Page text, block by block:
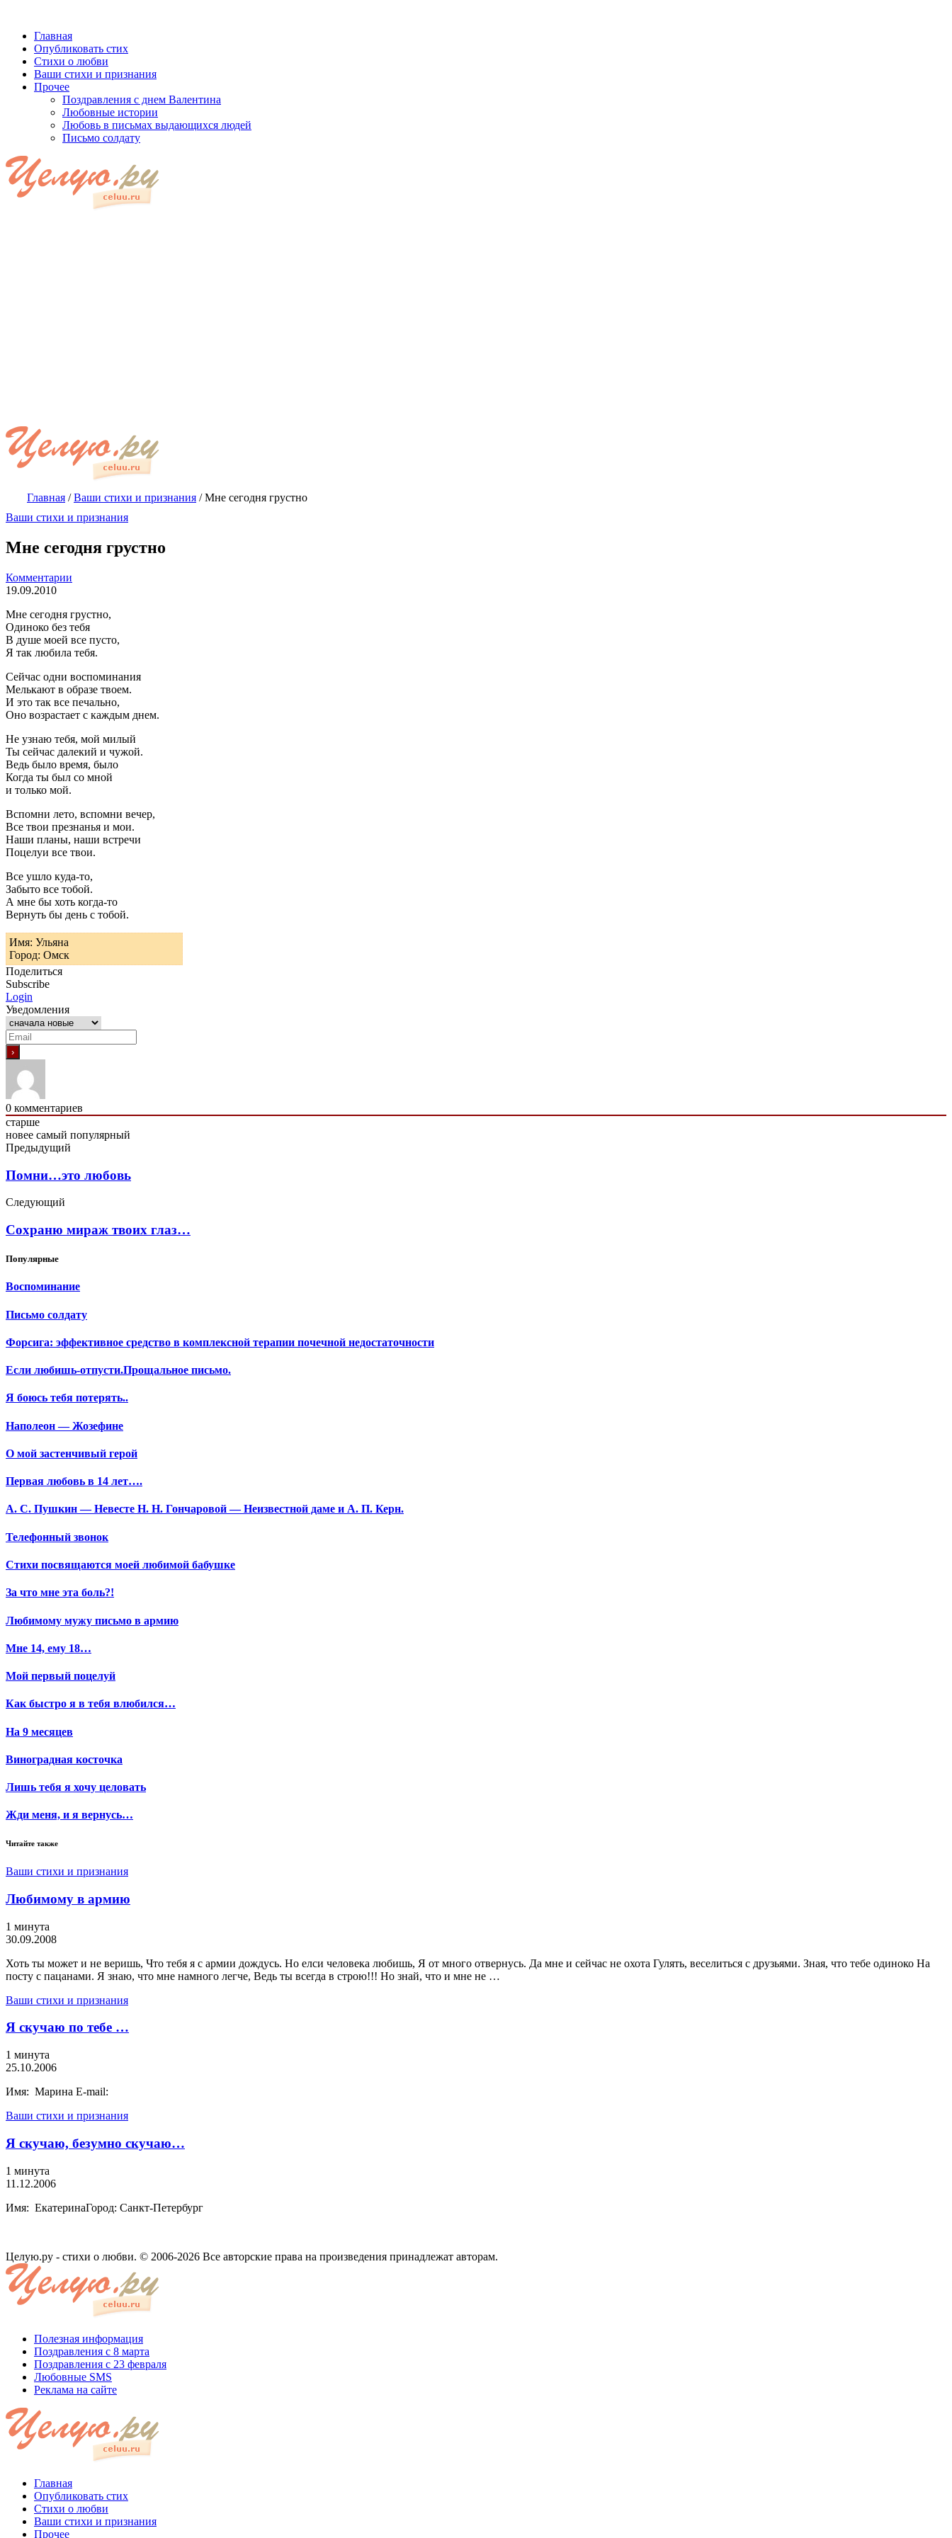
Главная
Опубликовать стих
Стихи о любви
Ваши стихи и признания
Прочее
Поздравления с днем Валентина
Любовные истории
Любовь в письмах выдающихся людей
Письмо солдату
Главная /Ваши стихи и признания /Мне сегодня грустно
Ваши стихи и признания
Мне сегодня грустно
Комментарии
19.09.2010
Мне сегодня грустно,
Одиноко без тебя
В душе моей все пусто,
Я так любила тебя.
Сейчас одни воспоминания
Мелькают в образе твоем.
И это так все печально,
Оно возрастает с каждым днем.
Не узнаю тебя, мой милый
Ты сейчас далекий и чужой.
Ведь было время, было
Когда ты был со мной
и только мой.
Вспомни лето, вспомни вечер,
Все твои презнанья и мои.
Наши планы, наши встречи
Поцелуи все твои.
Все ушло куда-то,
Забыто все тобой.
А мне бы хоть когда-то
Вернуть бы день с тобой.
Имя: Ульяна
Город: Омск
Поделиться
Subscribe
Login
Уведомления
0 комментариев
старше
новее самый популярный
Предыдущий
Помни…это любовь
Следующий
Сохраню мираж твоих глаз…
Популярные
Воспоминание
Письмо солдату
Форсига: эффективное средство в комплексной терапии почечной недостаточности
Если любишь-отпусти.Прощальное письмо.
Я боюсь тебя потерять..
Наполеон — Жозефине
О мой застенчивый герой
Первая любовь в 14 лет….
А. С. Пушкин — Невесте Н. Н. Гончаровой — Неизвестной даме и А. П. Керн.
Телефонный звонок
Стихи посвящаются моей любимой бабушке
За что мне эта боль?!
Любимому мужу письмо в армию
Мне 14, ему 18…
Мой первый поцелуй
Как быстро я в тебя влюбился…
На 9 месяцев
Виноградная косточка
Лишь тебя я хочу целовать
Жди меня, и я вернусь…
Читайте также
Ваши стихи и признания
Любимому в армию
1 минута
30.09.2008
Хоть ты может и не веришь, Что тебя я с армии дождусь. Но елси человека любишь, Я от много отвернусь. Да мне и сейчас не охота Гулять, веселиться с друзьями. Зная, что тебе одиноко На
посту с пацанами. Я знаю, что мне намного легче, Ведь ты всегда в строю!!! Но знай, что и мне не …
Ваши стихи и признания
Я скучаю по тебе …
1 минута
25.10.2006
Имя: Марина E-mail:
Ваши стихи и признания
Я скучаю, безумно скучаю…
1 минута
11.12.2006
Имя: ЕкатеринаГород: Санкт-Петербург
Целую.ру - стихи о любви. © 2006-2026 Все авторские права на произведения принадлежат авторам.
Полезная информация
Поздравления с 8 марта
Поздравления с 23 февраля
Любовные SMS
Реклама на сайте
Главная
Опубликовать стих
Стихи о любви
Ваши стихи и признания
Прочее